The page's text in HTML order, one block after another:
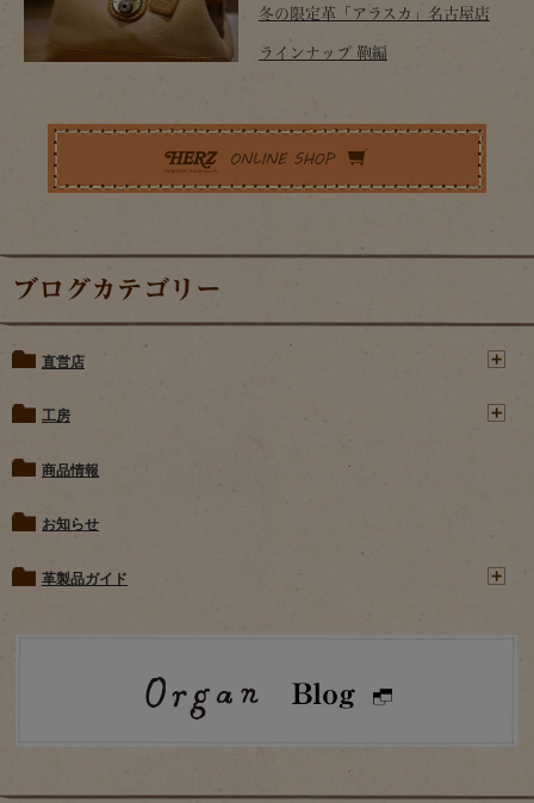
冬の限定革「アラスカ」名古屋店
ラインナップ 鞄編
ブログカテゴリー
直営店
工房
商品情報
お知らせ
革製品ガイド